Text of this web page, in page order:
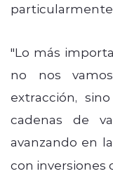
particularmente
"Lo más
no nos
extracción,
cadenas de
avanzando en la
con inversiones